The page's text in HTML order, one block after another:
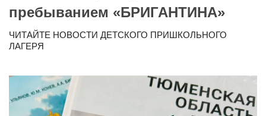
пребыванием «БРИГАНТИНА»
ЧИТАЙТЕ НОВОСТИ ДЕТСКОГО ПРИШКОЛЬНОГО
ЛАГЕРЯ